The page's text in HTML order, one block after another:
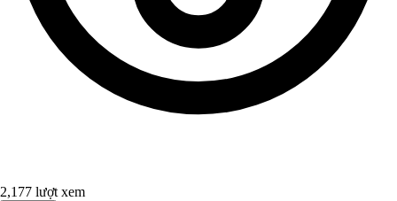
2,177 lượt xem